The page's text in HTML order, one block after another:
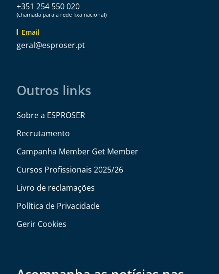
+351 254 550 020
(chamada para a rede fixa nacional)
Email
tp.resorpse
@lareg
Outros links
Sobre a ESPROSER
Recrutamento
Campanha Member Get Member
Cursos Profissionais 2025/26
Livro de reclamações
Política de Privacidade
Gerir Cookies